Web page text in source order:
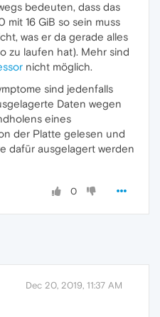
bedeuten, dass das
16 GiB so sein muss
was er da gerade alles
zu laufen hat). Mehr sind
nicht möglich.
sind jedenfalls
Daten wegen
eines
der Platte gelesen und
dafür ausgelagert werden
0
Dec 20, 2019, 11:37 AM